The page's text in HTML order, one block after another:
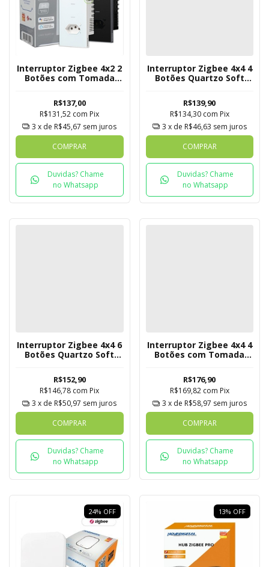
Interruptor Zigbee 4x2 2
Botões com Tomada
Novadigital Tuya
R$137,00
R$131,52 com Pix
3 x de R$45,67 sem juros
COMPRAR
Duvidas? Chame
no Whatsapp
Interruptor Zigbee 4x4 4
Botões Quartzo Soft
R$139,90
R$134,30 com Pix
3 x de R$46,63 sem juros
COMPRAR
Duvidas? Chame
no Whatsapp
Interruptor Zigbee 4x4 6
Botões Quartzo Soft
R$152,90
R$146,78 com Pix
3 x de R$50,97 sem juros
COMPRAR
Duvidas? Chame
no Whatsapp
Interruptor Zigbee 4x4 4
Botões com Tomada
Novadigital Tuya
R$176,90
R$169,82 com Pix
3 x de R$58,97 sem juros
COMPRAR
Duvidas? Chame
no Whatsapp
24% OFF 13% OFF